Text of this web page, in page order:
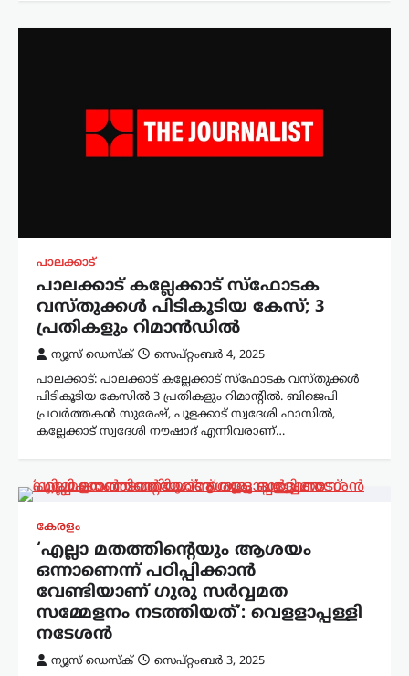
പാലക്കാട്
‌പാലക്കാട് കല്ലേക്കാട് സ്ഫോടക
വസ്തുക്കൾ പിടികൂടിയ കേസ്; 3
പ്രതികളും റിമാൻഡിൽ
ന്യൂസ് ഡെസ്ക്
സെപ്റ്റംബർ 4, 2025
പാലക്കാട്: പാലക്കാട് കല്ലേക്കാട് സ്ഫോടക വസ്തുക്കൾ
പിടികൂടിയ കേസിൽ 3 പ്രതികളും റിമാൻ്റിൽ. ബിജെപി
പ്രവർത്തകൻ സുരേഷ്, പൂളക്കാട് സ്വദേശി ഫാസിൽ,
കല്ലേക്കാട് സ്വദേശി നൗഷാദ് എന്നിവരാണ്…
കേരളം
‘‌എല്ലാ മതത്തിന്റെയും ആശയം
ഒന്നാണെന്ന് പഠിപ്പിക്കാൻ
വേണ്ടിയാണ് ഗുരു സർവ്വമത
സമ്മേളനം നടത്തിയത്’: വെളളാപ്പള്ളി
നടേശൻ
ന്യൂസ് ഡെസ്ക്
സെപ്റ്റംബർ 3, 2025